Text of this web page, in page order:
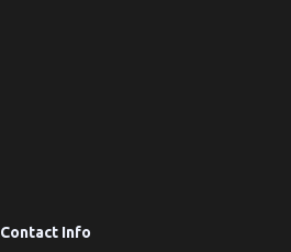
Contact Info